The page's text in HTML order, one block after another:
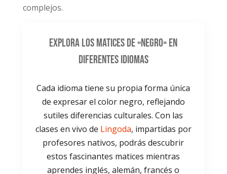
complejos.
Explora los matices de «negro» en
diferentes idiomas
Cada idioma tiene su propia forma única
de expresar el color negro, reflejando
sutiles diferencias culturales. Con las
clases en vivo de Lingoda, impartidas por
profesores nativos, podrás descubrir
estos fascinantes matices mientras
aprendes inglés, alemán, francés o